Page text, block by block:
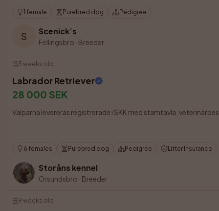
1 female Purebred dog Pedigree
S Scenick’s
Fellingsbro · Breeder
5 weeks old
Labrador Retriever
28 000 SEK
Valparna levereras registrerade i SKK med stamtavla,
6 females Purebred dog Pedigree Litter Insurance
Storåns kennel
Örsundsbro · Breeder
9 weeks old